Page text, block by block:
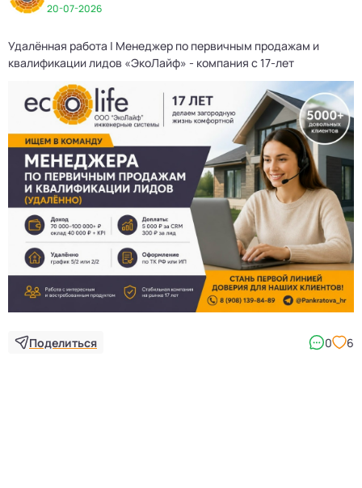
20-07-2026
Удалённая работа | Менеджер по первичным продажам и
квалификации лидов «ЭкоЛайф» - компания с 17-лет
Поделиться 0 6